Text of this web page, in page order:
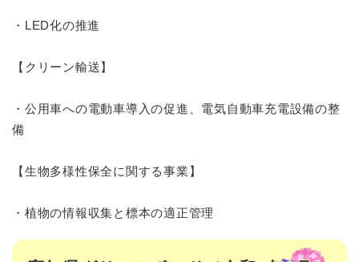
・LED化の推進
【クリーン輸送】
・公用車への電動車導入の促進、電気自動車充電設備の整
備
【生物多様性保全に関する事業】
・植物の情報収集と標本の適正管理